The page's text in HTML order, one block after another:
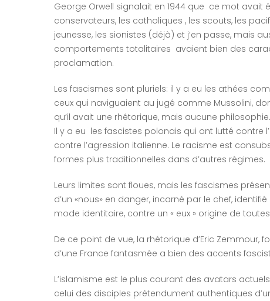
George Orwell signalait en 1944 que ce mot avait
conservateurs, les catholiques , les scouts, les
jeunesse, les sionistes (déjà) et j’en passe, mais
comportements totalitaires avaient bien des
proclamation.
Les fascismes sont pluriels: il y a eu les athées
ceux qui naviguaient au jugé comme Mussolini,
qu’il avait une rhétorique, mais aucune
Il y a eu les fascistes polonais qui ont lutté contre
contre l’agression italienne. Le racisme est
formes plus traditionnelles dans d’autres régimes.
Leurs limites sont floues, mais les fascismes
d’un «nous» en danger, incarné par le chef,
mode identitaire, contre un « eux » origine de
De ce point de vue, la rhétorique d’Eric Zemmour,
d’une France fantasmée a bien des accents
L’islamisme est le plus courant des avatars
celui des disciples prétendument authentiques